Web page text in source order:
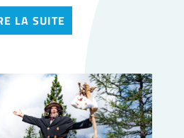
LA SUITE